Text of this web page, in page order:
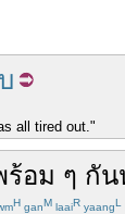
all tired out."
ร้อม ๆ กัน
H ganM laaiR yaangL